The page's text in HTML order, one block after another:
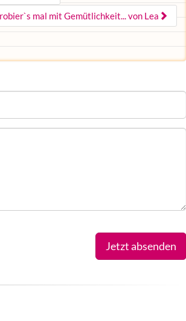
mal mit Gemütlichkeit... von Lea
Jetzt absenden